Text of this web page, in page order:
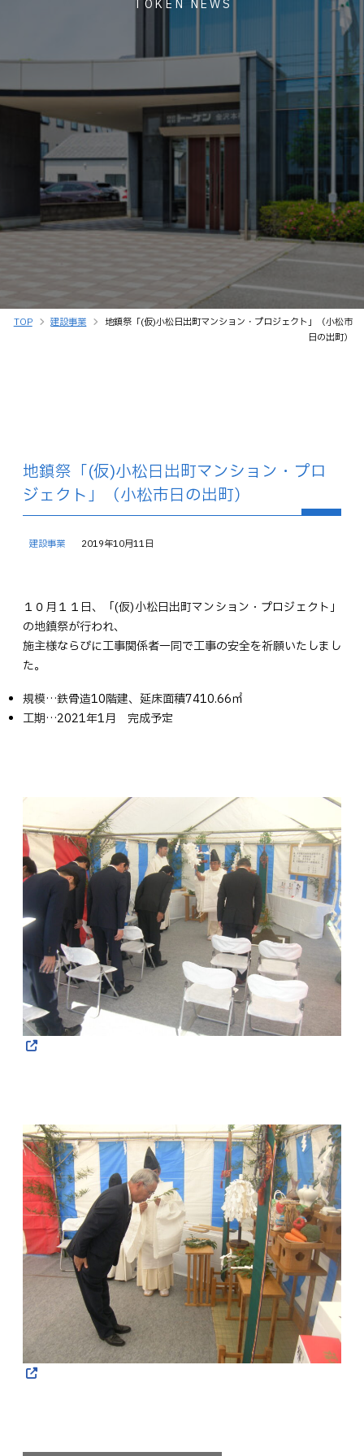
TOKEN NEWS
TOP 建設事業
地鎮祭「(仮)小松日出町マンション・プロジェクト」（小松市
日の出町）
地鎮祭「(仮)小松日出町マンション・プロ
ジェクト」（小松市日の出町）
建設事業 2019年10月11日
１０月１１日、「(仮)小松日出町マンション・プロジェクト」
の地鎮祭が行われ、
施主様ならびに工事関係者一同で工事の安全を祈願いたしまし
た。
規模…鉄骨造10階建、延床面積7410.66㎡
工期…2021年1月 完成予定